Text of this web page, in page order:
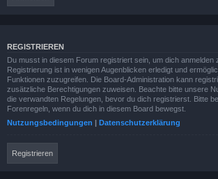
REGISTRIEREN
Du musst in diesem Forum registriert sein, um dich anmelden
Registrierung ist in wenigen Augenblicken erledigt und
Funktionen zuzugreifen. Die Board-Administration kann
zusätzliche Berechtigungen zuweisen. Beachte bitte unsere
die verwandten Regelungen, bevor du dich registrierst. Bitte
Forenregeln, wenn du dich in diesem Board bewegst.
Nutzungsbedingungen | Datenschutzerklärung
Registrieren